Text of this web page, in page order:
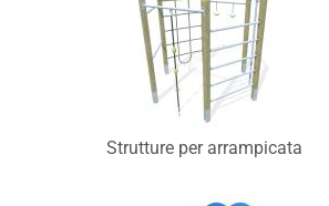
Strutture per arrampicata